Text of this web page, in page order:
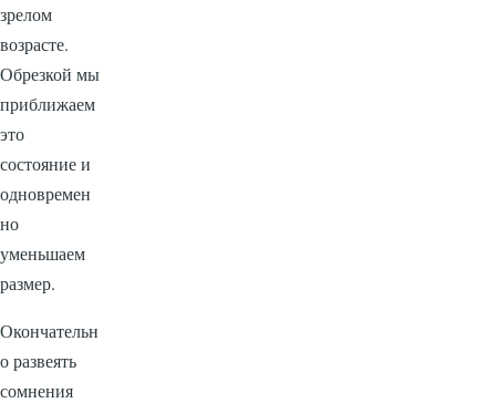
зрелом
возрасте.
Обрезкой мы
приближаем
это
состояние и
одновремен
но
уменьшаем
размер.
Окончательн
о развеять
сомнения